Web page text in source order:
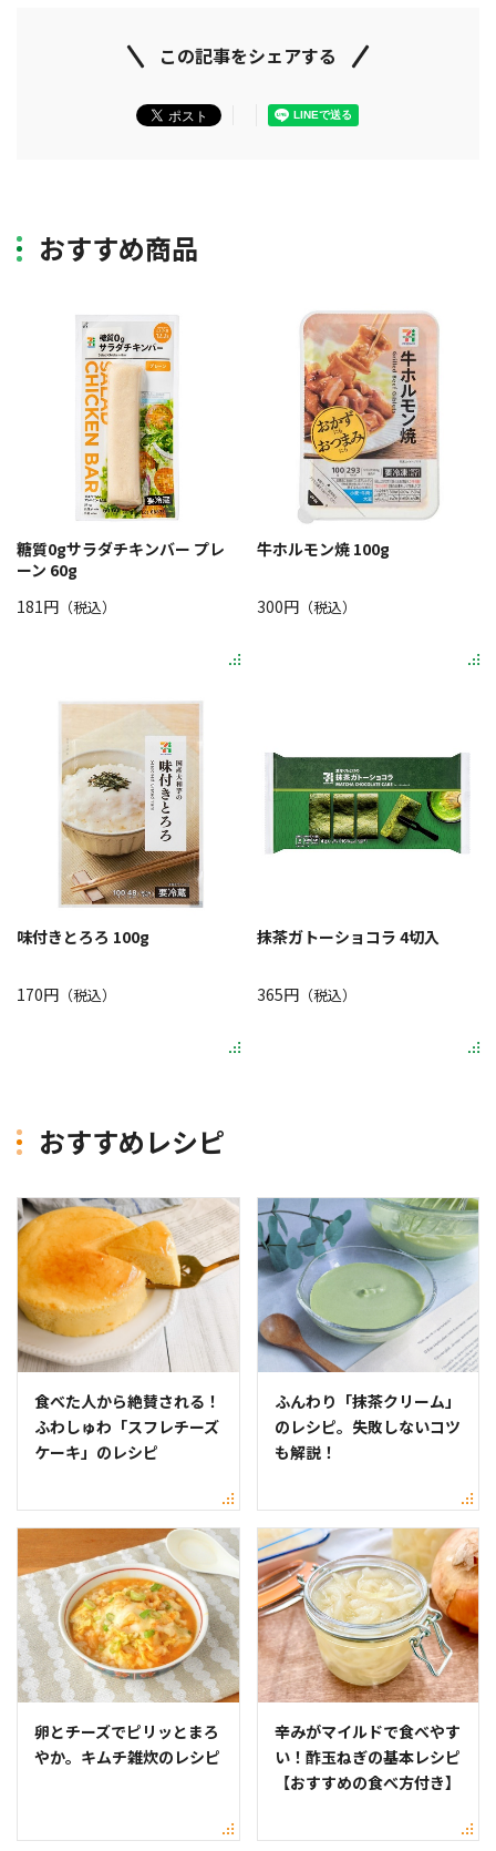
この記事をシェアする
おすすめ商品
糖質0gサラダチキンバー プレ
ーン 60g
181円 （税込）
牛ホルモン焼 100g
300円（税込）
味付きとろろ 100g
170円 （税込）
抹茶ガトーショコラ 4切入
365円（税込）
おすすめレシピ
食べた人から絶賛される！
ふわしゅわ「スフレチーズ
ケーキ」のレシピ
ふんわり「抹茶クリーム」
のレシピ。失敗しないコツ
も解説！
卵とチーズでピリッとまろ
やか。キムチ雑炊のレシピ
辛みがマイルドで食べやす
い！酢玉ねぎの基本レシピ
【おすすめの食べ方付き】